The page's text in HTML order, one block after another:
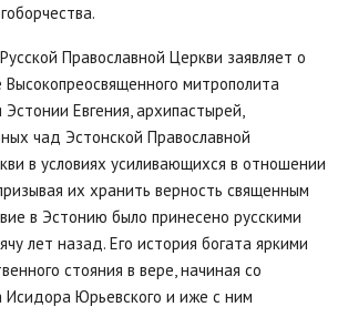
Православной Церкви заявляет о
митрополита
Эстонии Евгения, архипастырей,
чад Эстонской Православной
в условиях усиливающихся в отношении
их хранить верность священным
в Эстонию было принесено русскими
лет назад. Его история богата яркими
стояния в вере, начиная со
Исидора Юрьевского и иже с ним